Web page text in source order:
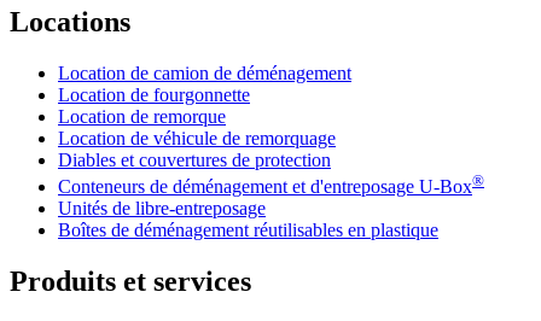
Locations
Location de camion de déménagement
Location de fourgonnette
Location de remorque
Location de véhicule de remorquage
Diables et couvertures de protection
Conteneurs de déménagement et d'entreposage U-Box®
Unités de libre-entreposage
Boîtes de déménagement réutilisables en plastique
Produits et services